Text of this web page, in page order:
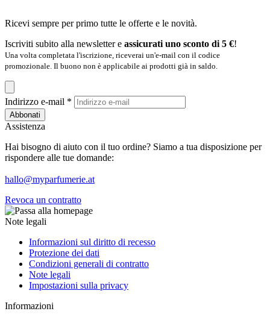
Ricevi sempre per primo tutte le offerte e le novità.
Iscriviti subito alla newsletter e assicurati uno sconto di 5 €!
Una volta completata l'iscrizione, riceverai un'e-mail con il codice
promozionale. Il buono non è applicabile ai prodotti già in saldo.
Indirizzo e-mail *
Abbonati
Assistenza
Hai bisogno di aiuto con il tuo ordine? Siamo a tua disposizione per
rispondere alle tue domande:
hallo@myparfumerie.at
Revoca un contratto
Note legali
Informazioni sul diritto di recesso
Protezione dei dati
Condizioni generali di contratto
Note legali
Impostazioni sulla privacy
Informazioni